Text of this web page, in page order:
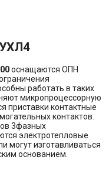
оснащаются ОПН
работать в таких
микропроцессорную
приставки контактные
контактов.
3фазных
электротепловые
могут изготавливаться
основанием.